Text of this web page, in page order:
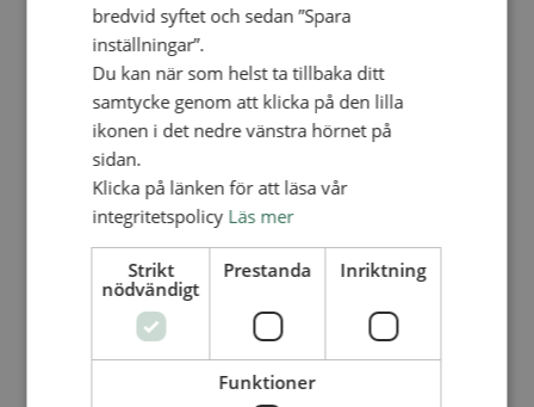
FÖR FÖRSAMLINGAR
VAD VI GÖR
VAD VI GÖR
Här finns vi
Nationellt
Nationella avdelningen
Nationella arbetsområden
Våra pionjära satsningar
Engagera dig nationellt
Ekumeniska året 2025
bredvid syftet och sedan ”Spara
inställningar”.
Du kan när som helst ta tillbaka ditt
samtycke genom att klicka på den lilla
ikonen i det nedre vänstra hörnet på
sidan.
Klicka på länken för att läsa vår
integritetspolicy Läs mer
Strikt
nödvändigt
Prestanda Inriktning
Funktioner